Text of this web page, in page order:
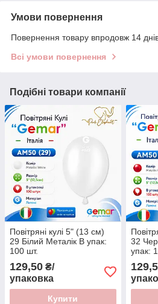
Умови повернення
Повернення товару впродовж 14
Всі умови повернення
Подібні товари компанії
Повітряні кулі 5" (13 см)
29 Білий Металік В упак:
100 шт.
129,50 ₴/
упаковка
Купити
32
упак: